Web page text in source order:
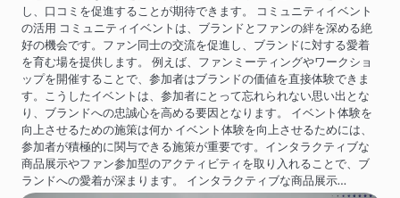
し、口コミを促進することが期待できます。 コミュニティイベント
の活用 コミュニティイベントは、ブランドとファンの絆を深める絶
好の機会です。ファン同士の交流を促進し、ブランドに対する愛着
を育む場を提供します。 例えば、ファンミーティングやワークショ
ップを開催することで、参加者はブランドの価値を直接体験できま
す。こうしたイベントは、参加者にとって忘れられない思い出とな
り、ブランドへの忠誠心を高める要因となります。 イベント体験を
向上させるための施策は何か イベント体験を向上させるためには、
参加者が積極的に関与できる施策が重要です。インタラクティブな
商品展示やファン参加型のアクティビティを取り入れることで、ブ
ランドへの愛着が深まります。 インタラクティブな商品展示…